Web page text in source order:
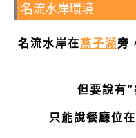
名流水岸環境
名流水岸在燕子湖 旁，
但要說有
只能說餐廳位